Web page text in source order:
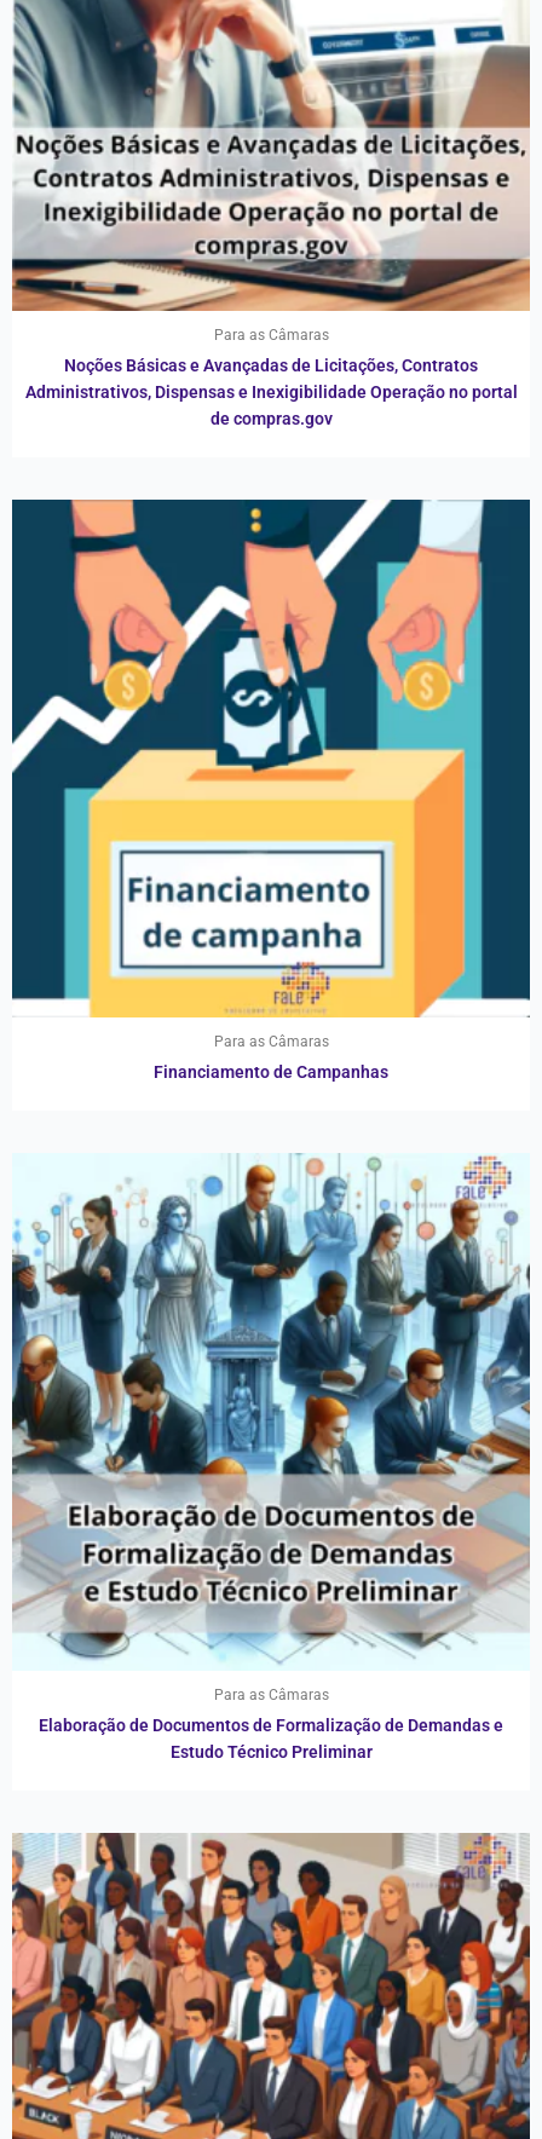
Para as Câmaras
Noções Básicas e Avançadas de Licitações, Contratos
Administrativos, Dispensas e Inexigibilidade Operação no portal
de compras.gov
Para as Câmaras
Financiamento de Campanhas
Para as Câmaras
Elaboração de Documentos de Formalização de Demandas e
Estudo Técnico Preliminar